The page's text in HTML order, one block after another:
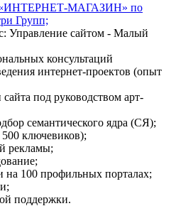
«ИНТЕРНЕТ-МАГАЗИН» по
Групп;
Управление сайтом - Малый
консультаций
интернет-проектов (опыт
под руководством арт-
семантического ядра (СЯ);
ключевиков);
рекламы;
на 100 профильных порталах;
поддержки.